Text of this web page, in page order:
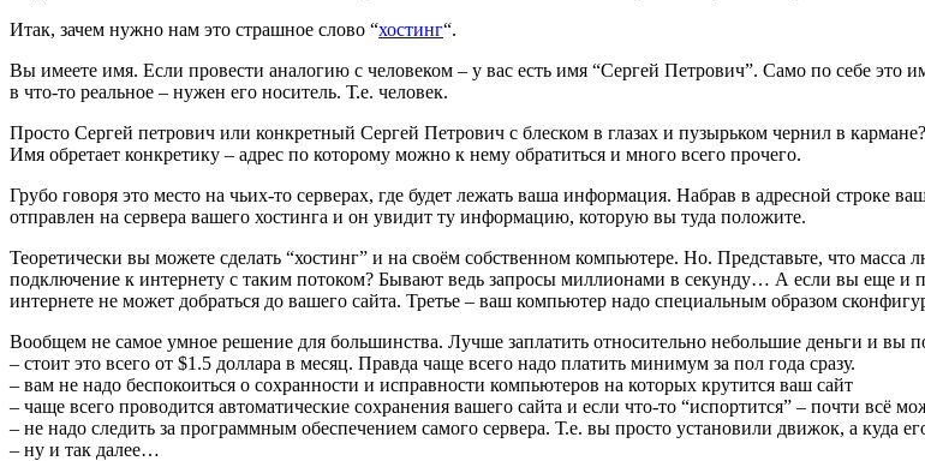
Итак, зачем нужно нам это страшное слово “хостинг“.
Вы имеете имя. Если провести аналогию с человеком – у вас есть имя “Сергей Петрович”. Само по себе это
в что-то реальное – нужен его носитель. Т.е. человек.
Просто Сергей петрович или конкретный Сергей Петрович с блеском в глазах и пузырьком чернил в
Имя обретает конкретику – адрес по которому можно к нему обратиться и много всего прочего.
Грубо говоря это место на чьих-то серверах, где будет лежать ваша информация. Набрав в адресной строке
отправлен на сервера вашего хостинга и он увидит ту информацию, которую вы туда положите.
Теоретически вы можете сделать “хостинг” и на своём собственном компьютере. Но. Представьте, что
подключение к интернету с таким потоком? Бывают ведь запросы миллионами в секунду… А если вы еще и
интернете не может добраться до вашего сайта. Третье – ваш компьютер надо специальным образом
Вообщем не самое умное решение для большинства. Лучше заплатить относительно небольшие деньги и вы
– стоит это всего от $1.5 доллара в месяц. Правда чаще всего надо платить минимум за пол года сразу.
– вам не надо беспокоиться о сохранности и исправности компьютеров на которых крутится ваш сайт
– чаще всего проводится автоматические сохранения вашего сайта и если что-то “испортится” – почти всё
– не надо следить за программным обеспечением самого сервера. Т.е. вы просто установили движок, а куда
– ну и так далее…